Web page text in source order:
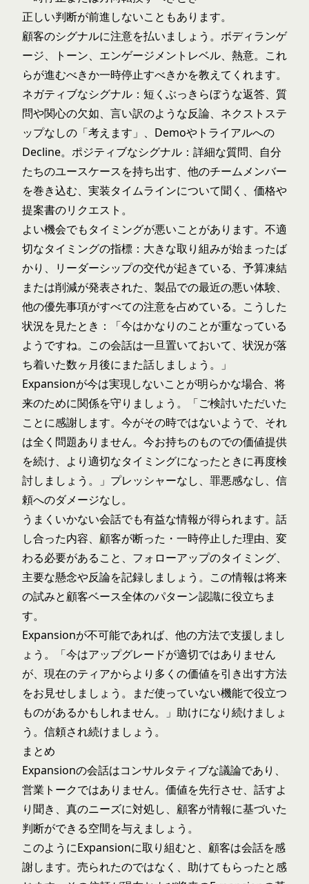
正しい判断が前進しないこともあります。
顧客のシグナルに注意を払いましょう。ボディランゲ
ージ、トーン、エンゲージメントレベル、熱意。これ
らが進むべきか一時停止すべきかを教えてくれます。
ネガティブなシグナル：短くぶっきらぼうな返答、質
問や関心の欠如、言い訳のような反論、ネクストステ
ップなしの「考えます」、Demoやトライアルへの
Decline。ポジティブなシグナル：詳細な質問、自分
たちのユースケースを持ち出す、他のチームメンバー
を巻き込む、実装タイムラインについて聞く、価格や
提案書のリクエスト。
よい機会でもタイミングが悪いことがあります。不適
切なタイミングの指標：大きな取り組みが始まったば
かり、リーダーシップの交代が起きている、予算凍結
または削減が発表された、製品での最近の悪い体験、
他の優先事項がすべての注意を占めている。こうした
状況を見たとき：「今はかなりのことが重なっている
ようですね。この会話は一旦置いておいて、状況が落
ち着いた数ヶ月後にまた話しましょう。」
Expansionが今は実現しないことが明らかな場合、将
来のために関係を守りましょう。「ご検討いただいた
ことに感謝します。今がその時ではないようで、それ
は全く問題ありません。今お持ちのものでの価値提供
を続け、より適切なタイミングになったときに再度検
討しましょう。」プレッシャーなし、罪悪感なし、信
頼へのダメージなし。
うまくいかない会話でも有益な情報が得られます。話
し合った内容、顧客が断った・一時停止した理由、変
わる必要があること、フォローアップのタイミング、
主要な懸念や反論を記録しましょう。この情報は将来
の試みと顧客ベース全体のパターン認識に役立ちま
す。
Expansionが不可能であれば、他の方法で支援しまし
ょう。「今はアップグレードが適切ではありません
が、現在のティアからより多くの価値を引き出す方法
をお見せしましょう。まだ使っていない機能で役立つ
ものがあるかもしれません。」助けになり続けましょ
う。信頼され続けましょう。
まとめ
Expansionの会話はコンサルタティブな議論であり、
営業トークではありません。価値を先行させ、話すよ
り聞き、真のニーズに対処し、顧客が情報に基づいた
判断ができる空間を与えましょう。
このようにExpansionに取り組むと、顧客は会話を感
謝します。売られたのではなく、助けてもらったと感